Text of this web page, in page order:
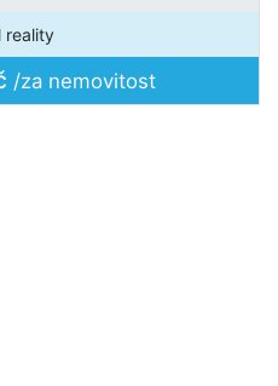
reality
/za nemovitost